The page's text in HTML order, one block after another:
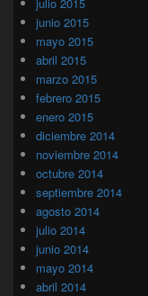
junio 2015
mayo 2015
abril 2015
marzo 2015
febrero 2015
enero 2015
diciembre 2014
noviembre 2014
octubre 2014
septiembre 2014
agosto 2014
julio 2014
junio 2014
mayo 2014
abril 2014